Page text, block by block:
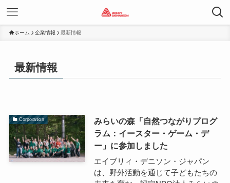
ホーム 企業情報 最新情報
最新情報
Corporation
みらいの森「自然つながりプログ
ラム：イースター・ゲーム・デ
ー」に参加しました
エイブリィ・デニソン・ジャパン
は、野外活動を通じて子どもたちの